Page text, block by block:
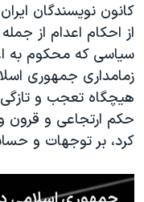
سفر پرزیدنت ترامپ به
کانون نویسندگان
از احکام اعدام از
سیاسی که محکوم به
زمامداری جمهوری
هیچگاه تعجب و تازگی
حکم ارتجاعی و قرون
کرد، بر توجهات و